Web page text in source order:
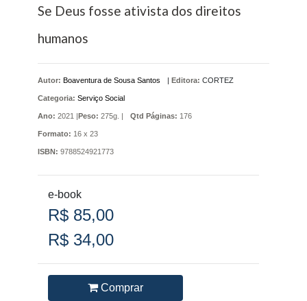
Se Deus fosse ativista dos direitos
humanos
Autor: Boaventura de Sousa Santos | Editora: CORTEZ
Categoria: Serviço Social
Ano: 2021 |Peso: 275g. | Qtd Páginas: 176
Formato: 16 x 23
ISBN: 9788524921773
e-book
R$ 85,00
R$ 34,00
Comprar